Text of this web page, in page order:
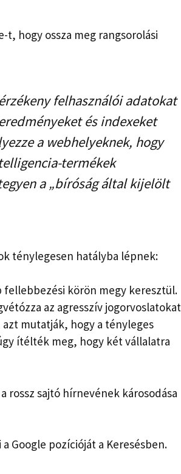
t, hogy ossza meg rangsorolási
felhasználói adatokat
és indexeket
a webhelyeknek, hogy
termékek
a „bíróság által kijelölt
ténylegesen hatályba lépnek:
fellebbezési körön megy keresztül.
az agresszív
mutatják, hogy a tényleges
ítélték meg, hogy két vállalatra
rossz sajtó hírnevének károsodása
Google pozícióját a Keresésben.